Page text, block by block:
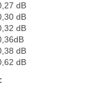
dB
dB
dB
dB
dB